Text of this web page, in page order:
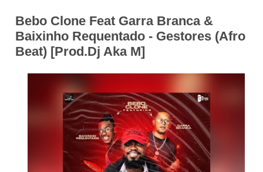
Bebo Clone Feat Garra Branca &
Baixinho Requentado - Gestores (Afro
Beat) [Prod.Dj Aka M]